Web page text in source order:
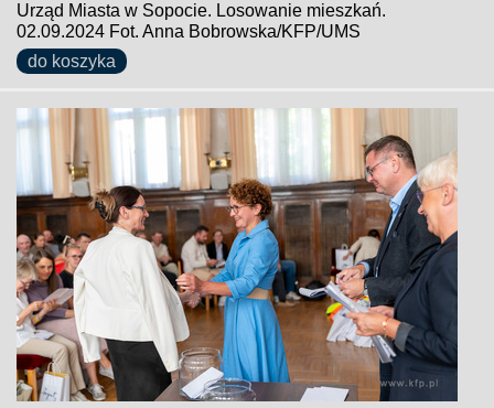
Urząd Miasta w Sopocie. Losowanie mieszkań.
02.09.2024 Fot. Anna Bobrowska/KFP/UMS
do koszyka